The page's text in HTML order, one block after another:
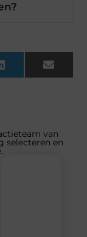
LinkedInEmail
van
selecteren en